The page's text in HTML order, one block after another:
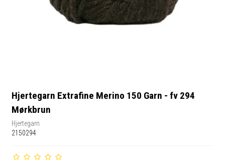
Hjertegarn Extrafine Merino 150 Garn - fv 294
Mørkbrun
Hjertegarn
2150294